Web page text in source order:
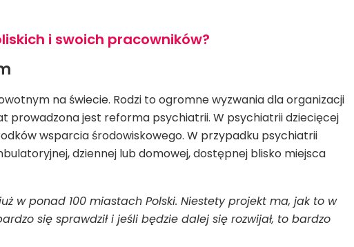
i swoich pracowników?
na świecie. Rodzi to ogromne wyzwania dla organizacji
prowadzona jest reforma psychiatrii. W psychiatrii dziecięcej
wsparcia środowiskowego. W przypadku psychiatrii
dziennej lub domowej, dostępnej blisko miejsca
w ponad 100 miastach Polski. Niestety projekt ma, jak to w
się sprawdził i jeśli będzie dalej się rozwijał, to bardzo